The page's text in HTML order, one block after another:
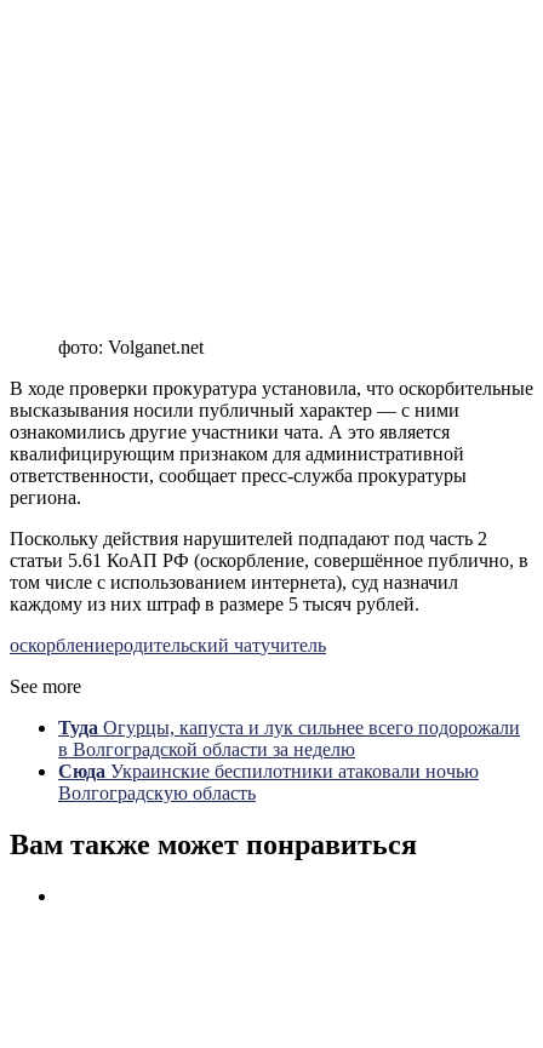
фото: Volganet.net
В ходе проверки прокуратура установила, что оскорбительные
высказывания носили публичный характер — с ними
ознакомились другие участники чата. А это является
квалифицирующим признаком для административной
ответственности, сообщает пресс-служба прокуратуры
региона.
Поскольку действия нарушителей подпадают под часть 2
статьи 5.61 КоАП РФ (оскорбление, совершённое публично, в
том числе с использованием интернета), суд назначил
каждому из них штраф в размере 5 тысяч рублей.
оскорблениеродительский чатучитель
See more
Туда Огурцы, капуста и лук сильнее всего подорожали
в Волгоградской области за неделю
Сюда Украинские беспилотники атаковали ночью
Волгоградскую область
Вам также может понравиться